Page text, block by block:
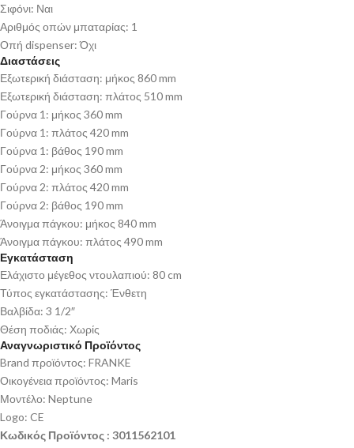
Σιφόνι: Ναι
Αριθμός οπών μπαταρίας: 1
Οπή dispenser: Όχι
Διαστάσεις
Εξωτερική διάσταση: μήκος 860 mm
Εξωτερική διάσταση: πλάτος 510 mm
Γούρνα 1: μήκος 360 mm
Γούρνα 1: πλάτος 420 mm
Γούρνα 1: βάθος 190 mm
Γούρνα 2: μήκος 360 mm
Γούρνα 2: πλάτος 420 mm
Γούρνα 2: βάθος 190 mm
Άνοιγμα πάγκου: μήκος 840 mm
Άνοιγμα πάγκου: πλάτος 490 mm
Εγκατάσταση
Ελάχιστο μέγεθος ντουλαπιού: 80 cm
Τύπος εγκατάστασης: Ένθετη
Βαλβίδα: 3 1/2″
Θέση ποδιάς: Χωρίς
Αναγνωριστικό Προϊόντος
Brand προϊόντος: FRANKE
Οικογένεια προϊόντος: Maris
Μοντέλο: Neptune
Logo: CE
Κωδικός Προϊόντος : 3011562101